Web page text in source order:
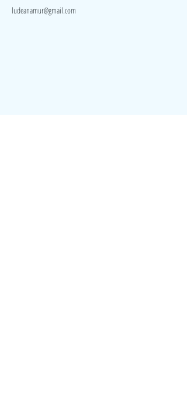
ludeanamur@gmail.com